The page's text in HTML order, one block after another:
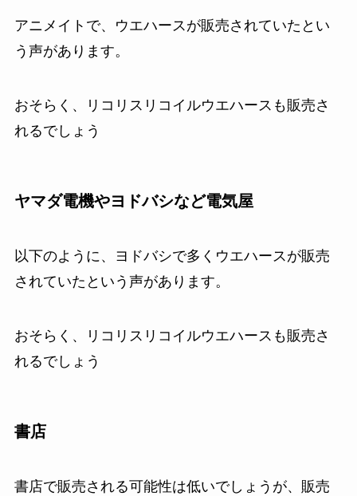
アニメイトで、ウエハースが販売されていたとい
う声があります。
おそらく、リコリスリコイルウエハースも販売さ
れるでしょう
ヤマダ電機やヨドバシなど電気屋
以下のように、ヨドバシで多くウエハースが販売
されていたという声があります。
おそらく、リコリスリコイルウエハースも販売さ
れるでしょう
書店
書店で販売される可能性は低いでしょうが、販売